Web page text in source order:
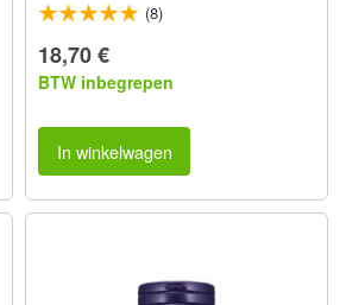
(8)
18,70 €
BTW inbegrepen
In winkelwagen